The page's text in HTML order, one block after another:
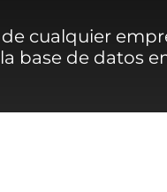
cualquier
base de datos